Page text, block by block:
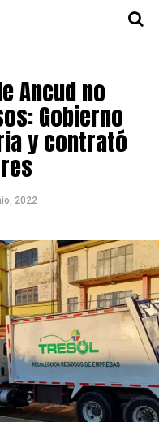
Ancud no
Gobierno
y contrató
2022